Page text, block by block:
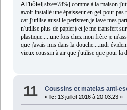
A l'hôtel [size=78%] comme à la maison
avoir installé une épaisseur en gel pour
car j'utilise aussi le peristeen,je lave mes
n'utilise plus de papier) et je me transfert
plastique.....une fois chez mon frère je
que j'avais mis dans la douche....mdr
vieux coussin à air que j'utilise que pour la
11 Coussins et matelas anti-
«le: 13 juillet 2016 à 20:03:23 »